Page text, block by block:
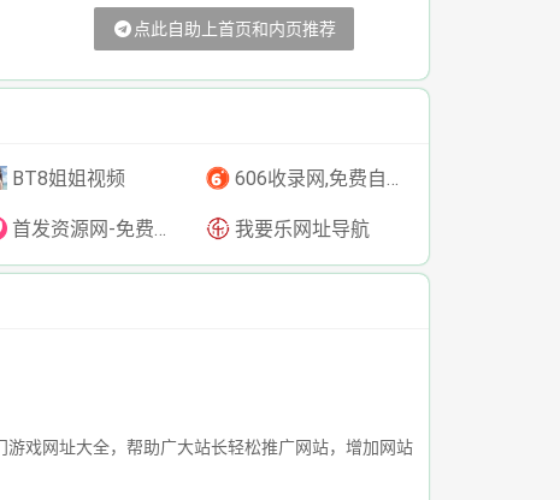
点此自助上首页和内页推荐
BT8姐姐视频 606收录网,免费自动秒收录网址,提供自动收录,网站导航大全源码,自动链,友情链接交换。
首发资源网-免费资源下载-最新php源码下载-热门资源下载 我要乐网址导航
戏网址大全，帮助广大站长轻松推广网站，增加网站